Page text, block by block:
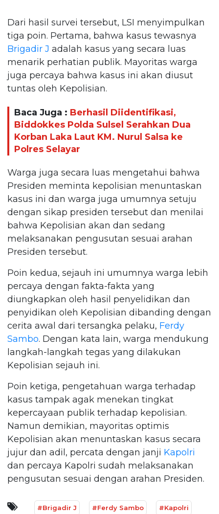
Dari hasil survei tersebut, LSI menyimpulkan
tiga poin. Pertama, bahwa kasus tewasnya
Brigadir J adalah kasus yang secara luas
menarik perhatian publik. Mayoritas warga
juga percaya bahwa kasus ini akan diusut
tuntas oleh Kepolisian.
Baca Juga : Berhasil Diidentifikasi,
Biddokkes Polda Sulsel Serahkan Dua
Korban Laka Laut KM. Nurul Salsa ke
Polres Selayar
Warga juga secara luas mengetahui bahwa
Presiden meminta kepolisian menuntaskan
kasus ini dan warga juga umumnya setuju
dengan sikap presiden tersebut dan menilai
bahwa Kepolisian akan dan sedang
melaksanakan pengusutan sesuai arahan
Presiden tersebut.
Poin kedua, sejauh ini umumnya warga lebih
percaya dengan fakta-fakta yang
diungkapkan oleh hasil penyelidikan dan
penyidikan oleh Kepolisian dibanding dengan
cerita awal dari tersangka pelaku, Ferdy
Sambo. Dengan kata lain, warga mendukung
langkah-langkah tegas yang dilakukan
Kepolisian sejauh ini.
Poin ketiga, pengetahuan warga terhadap
kasus tampak agak menekan tingkat
kepercayaan publik terhadap kepolisian.
Namun demikian, mayoritas optimis
Kepolisian akan menuntaskan kasus secara
jujur dan adil, percata dengan janji Kapolri
dan percaya Kapolri sudah melaksanakan
pengusutan sesuai dengan arahan Presiden.
#Brigadir J #Ferdy Sambo #Kapolri